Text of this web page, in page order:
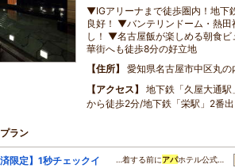
▼IGアリーナまで徒歩圏内！地下
良好！ ▼バンテリンドーム・熱
し！ ▼名古屋飯が楽しめる朝食
華街へも徒歩8分の好立地
住所
愛知県名古屋市中区丸
アクセス
地下鉄「久屋大通
から徒歩2分/地下鉄「栄駅」2番
ラン
限定】1秒チェックイ
…着する前にアパホテル公式…